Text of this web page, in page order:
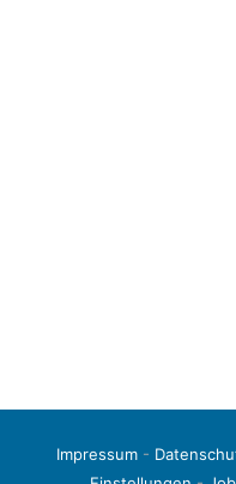
Impressum-